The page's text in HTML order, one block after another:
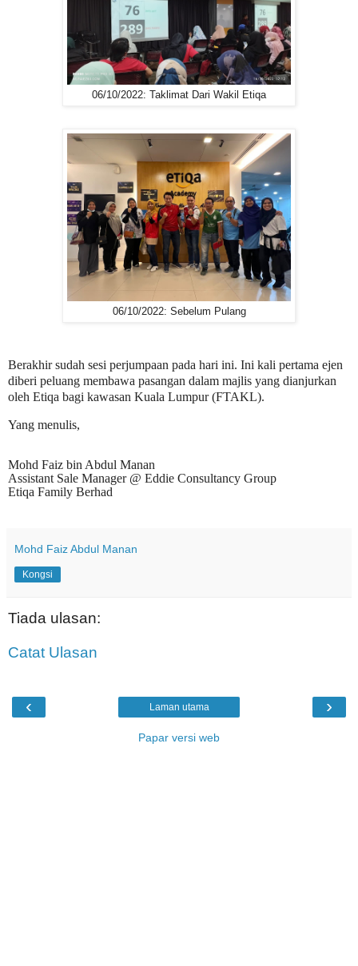
06/10/2022: Taklimat Dari Wakil Etiqa
06/10/2022: Sebelum Pulang
Berakhir sudah sesi perjumpaan pada hari ini. Ini kali pertama ejen
diberi peluang membawa pasangan dalam majlis yang dianjurkan
oleh Etiqa bagi kawasan Kuala Lumpur (FTAKL).
Yang menulis,
Mohd Faiz bin Abdul Manan
Assistant Sale Manager @ Eddie Consultancy Group
Etiqa Family Berhad
Mohd Faiz Abdul Manan
Kongsi
Tiada ulasan:
Catat Ulasan
‹ ›
Laman utama
Papar versi web